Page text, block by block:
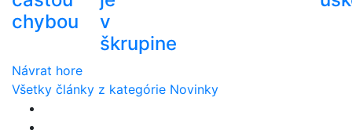
chybou
v
škrupine
Návrat hore
Všetky články z kategórie Novinky